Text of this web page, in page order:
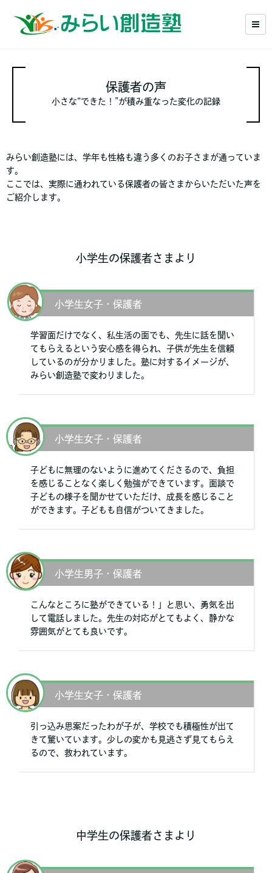
保護者の声
小さな“できた！”が積み重なった変化の記録
みらい創造塾には、学年も性格も違う多くのお子さまが通っていま
す。
ここでは、実際に通われている保護者の皆さまからいただいた声を
ご紹介します。
小学生の保護者さまより
小学生女子・保護者
学習面だけでなく、私生活の面でも、先生に話を聞い
てもらえるという安心感を得られ、子供が先生を信頼
しているのが分かりました。塾に対するイメージが、
みらい創造塾で変わりました。
小学生女子・保護者
子どもに無理のないように進めてくださるので、負担
を感じることなく楽しく勉強ができています。面談で
子どもの様子を聞かせていただけ、成長を感じること
ができます。子どもも自信がついてきました。
小学生男子・保護者
こんなところに塾ができている！」と思い、勇気を出
して電話しました。先生の対応がとてもよく、静かな
雰囲気がとても良いです。
小学生女子・保護者
引っ込み思案だったわが子が、学校でも積極性が出て
きて驚いています。少しの変かも見逃さず見てもらえ
るので、救われています。
中学生の保護者さまより